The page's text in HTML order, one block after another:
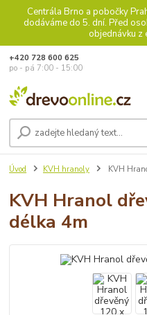
Centrála Brno a pobočky
dodáváme do 5. dní. Před
objednávku z
+420 728 600 625
po - pá 7:00 - 15:00
Úvod KVH hranoly KVH
KVH Hranol
délka 4m